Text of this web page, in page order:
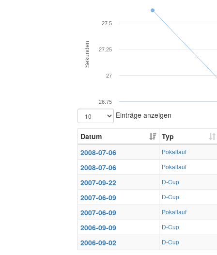
Sekunden
26.75
27
27.25
27.5
Einträge anzeigen
Datum
Typ
2008-07-06
Pokallauf
2008-07-06 Pokallauf
2007-09-22 D-Cup
2007-06-09 D-Cup
2007-06-09 Pokallauf
2006-09-09 D-Cup
2006-09-02 D-Cup